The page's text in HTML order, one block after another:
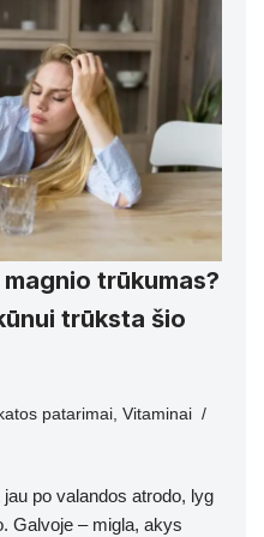
trūkumas?
trūksta šio
patarimai, Vitaminai
po valandos atrodo, lyg
Galvoje – migla, akys